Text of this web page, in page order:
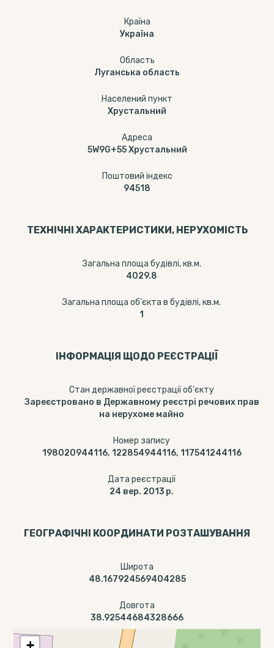
Країна
Україна
Область
Луганська область
Населений пункт
Хрустальний
Адреса
5W9G+55 Хрустальний
Поштовий індекс
94518
ТЕХНІЧНІ ХАРАКТЕРИСТИКИ, НЕРУХОМІСТЬ
Загальна площа будівлі, кв.м.
4029.8
Загальна площа об'єкта в будівлі, кв.м.
1
ІНФОРМАЦІЯ ЩОДО РЕЄСТРАЦІЇ
Стан державної реєстрації об'єкту
Зареєстровано в Державному реєстрі речових прав
на нерухоме майно
Номер запису
198020944116, 122854944116, 117541244116
Дата реєстрації
24 вер. 2013 р.
ГЕОГРАФІЧНІ КООРДИНАТИ РОЗТАШУВАННЯ
Широта
48.167924569404285
Довгота
38.92544684328666